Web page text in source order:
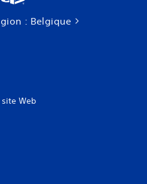
: Belgique
Web